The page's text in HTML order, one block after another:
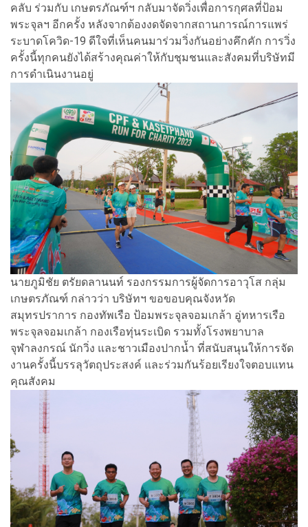
คลับ ร่วมกับ เกษตรภัณฑ์ฯ กลับมาจัดวิ่งเพื่อการกุศลที่ป้อม
พระจุลฯ อีกครั้ง หลังจากต้องงดจัดจากสถานการณ์การแพร่
ระบาดโควิด-19 ดีใจที่เห็นคนมาร่วมวิ่งกันอย่างคึกคัก การวิ่ง
ครั้งนี้ทุกคนยังได้สร้างคุณค่าให้กับชุมชนและสังคมที่บริษัทมี
การดำเนินงานอยู่
นายภูมิชัย ตรัยดลานนท์ รองกรรมการผู้จัดการอาวุโส กลุ่ม
เกษตรภัณฑ์ กล่าวว่า บริษัทฯ ขอขอบคุณจังหวัด
สมุทรปราการ กองทัพเรือ ป้อมพระจุลจอมเกล้า อู่ทหารเรือ
พระจุลจอมเกล้า กองเรือทุ่นระเบิด รวมทั้งโรงพยาบาล
จุฬาลงกรณ์ นักวิ่ง และชาวเมืองปากน้ำ ที่สนับสนุนให้การจัด
งานครั้งนี้บรรลุวัตถุประสงค์ และร่วมกันร้อยเรียงใจตอบแทน
คุณสังคม